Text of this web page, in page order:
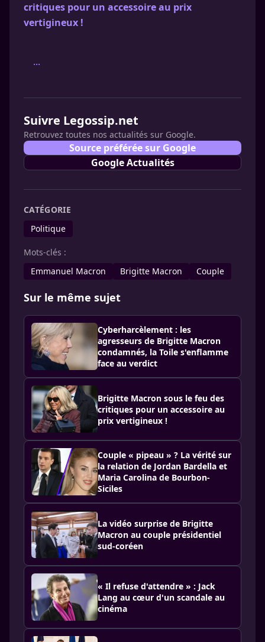
critiques pour un accessoire au prix
vertigineux !
...
Suivre Legossip.net
Retrouvez toutes nos actualités sur Google.
Source préférée sur Google
Google Actualités
CATÉGORIE
Politique
Mots-clés :
Emmanuel Macron
Brigitte Macron Couple
Sur le même sujet
Cyberharcèlement : les
agresseurs de Brigitte Macron
condamnés, la Toile s'enflamme
face au verdict
Brigitte Macron sous le feu des
critiques pour un accessoire au
prix vertigineux !
Couple « pipeau » ? La vérité sur
la relation de Jordan Bardella et
Maria Carolina de Bourbon-
Siciles
La vidéo surprise de Brigitte
Macron au couple présidentiel
sud-coréen
« Il refuse d'attendre » : Jack
Lang au cœur d'un scandale au
cinéma